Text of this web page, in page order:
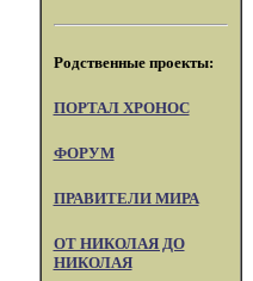
Родственные проекты:
ПОРТАЛ XPOHOC
ФОРУМ
ПРАВИТЕЛИ МИРА
ОТ НИКОЛАЯ ДО
НИКОЛАЯ